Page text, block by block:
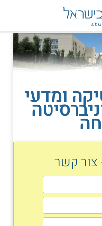
ומדעי
צור קשר